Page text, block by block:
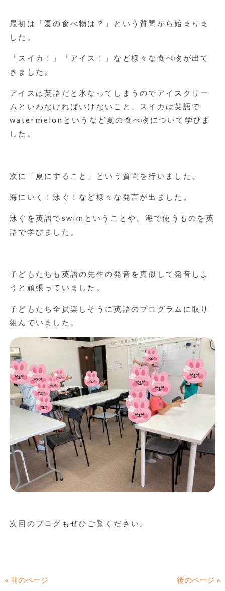
最初は「夏の食べ物は？」という質問から始まりま
した。
「スイカ！」「アイス！」など様々な食べ物が出て
きました。
アイスは英語だと氷なってしまうのでアイスクリー
ムといわなければいけないこと、スイカは英語で
watermelonというなど夏の食べ物について学びま
した。
次に「夏にすること」という質問を行いました。
海にいく！泳ぐ！など様々な発言が出ました。
泳ぐを英語でswimということや、海で使うものを英
語で学びました。
子どもたちも英語の先生の発音を真似して発音しよ
うと頑張っていました。
子どもたち全員楽しそうに英語のプログラムに取り
組んでいました。
次回のブログもぜひご覧ください。
« 前のページ 後のページ »